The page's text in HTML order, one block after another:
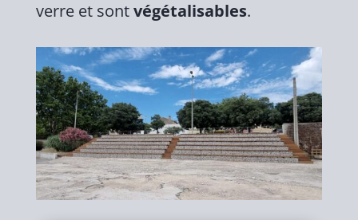
verre et sontvégétalisables.